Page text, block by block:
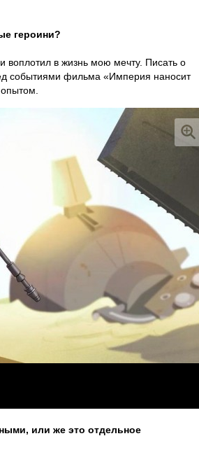
героини?
воплотил в жизнь мою мечту. Писать о
событиями фильма «Империя наносит
или же это отдельное